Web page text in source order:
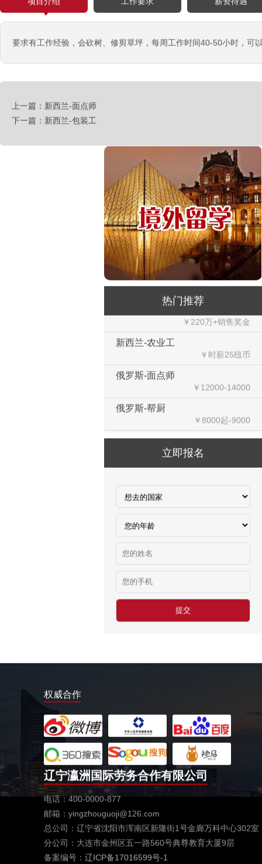
要求有工作经验，会砍树、修剪草坪，每周工作时间40-50小时，可
上一篇：新西兰-面点师
下一篇：新西兰-包装工
热门推荐
新西兰-按摩师
￥200纽币/天+提成
荷兰-中餐厨师
￥税后月薪2100欧
韩国-烤鸭师傅
￥260-350万韩币
新加坡-火锅店店长
￥3300-3666新（人民币1800-
20000）
韩国-免税店
￥500元/天
俄罗斯-钢筋工
￥500元/天
俄罗斯-食堂厨师
德国食品厂
￥税工后‬资是2500欧/月
￥1800-2200欧元/月
日本-金属分解
￥20万日元/月
日本-盒饭制做
￥25万日元/月收入
新西兰-花园管理
日本-电子厂
新西兰-包装工
立即报名
权威合作
辽宁瀛洲国际劳务合作有限公司
电话：400-0000-877
邮箱：yingzhouguoji@126.com
总公司：辽宁省沈阳市浑南区新隆街1号金廊万科中心302室
分公司：大连市金州区五一路560号典尊教育大厦9层
备案编号： 辽ICP备17016599号-1